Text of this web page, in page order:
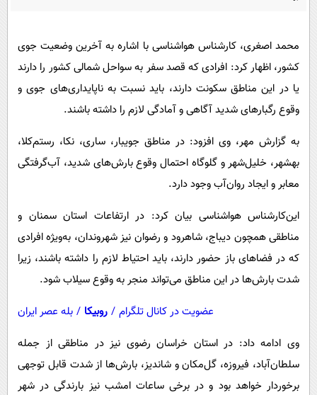
حوادث
محیط زیست
سلامت
فرهنگی
بین الملل
اجتماعی
حیات وحش
دانلود
محمد اصغری، کارشناس هواشناسی با اشاره به آخرین وضعیت جوی
کشور، اظهار کرد: افرادی که قصد سفر به سواحل شمالی کشور را دارند
یا در این مناطق سکونت دارند، باید نسبت به ناپایداری‌های جوی و
وقوع رگبارهای شدید آگاهی و آمادگی لازم را داشته باشند.
به گزارش مهر، وی افزود: در مناطق جویبار، ساری، نکا، رستم‌کلا،
بهشهر، خلیل‌شهر و گلوگاه احتمال وقوع بارش‌های شدید، آب‌گرفتگی
معابر و ایجاد روان‌آب وجود دارد.
این‌کارشناس هواشناسی بیان کرد: در ارتفاعات استان سمنان و
مناطقی همچون دیباج، شاهرود و رضوان نیز شهروندان، به‌ویژه افرادی
که در فضاهای باز حضور دارند، باید احتیاط لازم را داشته باشند، زیرا
شدت بارش‌ها در این مناطق می‌تواند منجر به وقوع سیلاب شود.
عضویت در کانال تلگرام / روبیکا / بله عصر ایران
وی ادامه داد: در استان خراسان رضوی نیز در مناطقی از جمله
سلطان‌آباد، فیروزه، گل‌مکان و شاندیز، بارش‌ها از شدت قابل توجهی
برخوردار خواهد بود و در برخی ساعات امشب نیز بارندگی در شهر